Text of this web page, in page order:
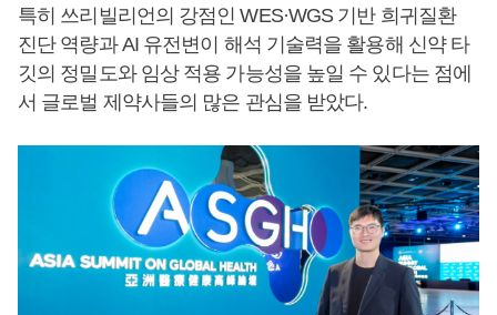
특히 쓰리빌리언의 강점인 WES·WGS 기반 희귀질환
진단 역량과 AI 유전변이 해석 기술력을 활용해 신약 타
깃의 정밀도와 임상 적용 가능성을 높일 수 있다는 점에
서 글로벌 제약사들의 많은 관심을 받았다.